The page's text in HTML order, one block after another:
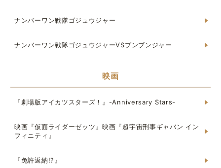
ナンバーワン戦隊ゴジュウジャー
ナンバーワン戦隊ゴジュウジャーVSブンブンジャー
映画
『劇場版アイカツスターズ！』-Anniversary Stars-
映画『仮面ライダーゼッツ』映画『超宇宙刑事ギャバン イン
フィニティ』
『免許返納!?』